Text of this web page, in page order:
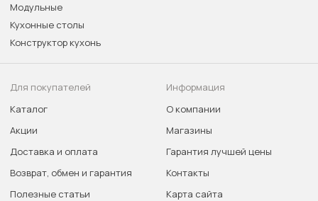
Модульные
Кухонные столы
Конструктор кухонь
Для покупателей
Каталог
Акции
Доставка и оплата
Возврат, обмен и гарантия
Полезные статьи
Информация
О компании
Магазины
Гарантия лучшей цены
Контакты
Карта сайта